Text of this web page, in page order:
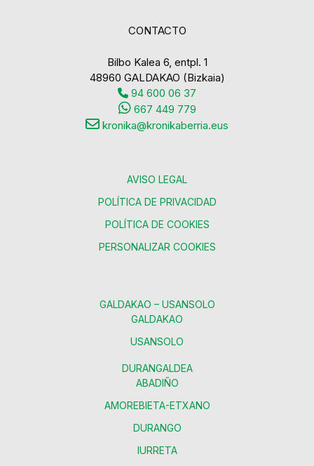
CONTACTO
Bilbo Kalea 6, entpl. 1
48960 GALDAKAO (Bizkaia)
94 600 06 37
667 449 779
kronika@kronikaberria.eus
AVISO LEGAL
POLÍTICA DE PRIVACIDAD
POLÍTICA DE COOKIES
PERSONALIZAR COOKIES
GALDAKAO – USANSOLO
GALDAKAO
USANSOLO
DURANGALDEA
ABADIÑO
AMOREBIETA-ETXANO
DURANGO
IURRETA